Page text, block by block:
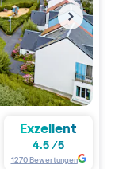
Exzellent
4.5/5
1270Bewertungen